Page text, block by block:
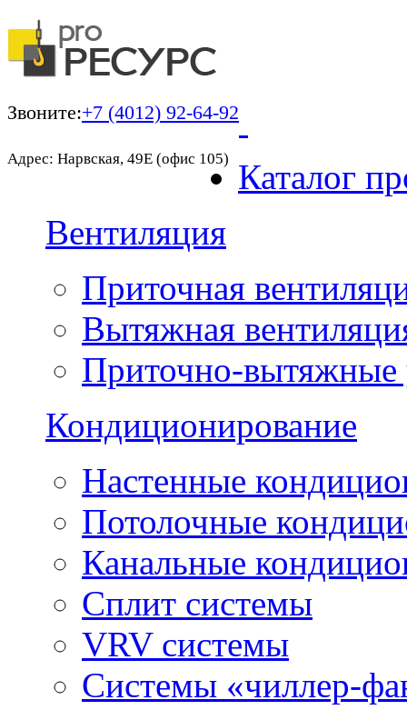
Звоните:+7 (4012) 92-64-92
Адрес: Нарвская, 49Е (офис 105)
Каталог
Вентиляция
Приточная
Вытяжная
Приточно-вытяжные
Кондиционирование
Настенные
Потолочные
Канальные
Сплит системы
VRV системы
Системы «чиллер-